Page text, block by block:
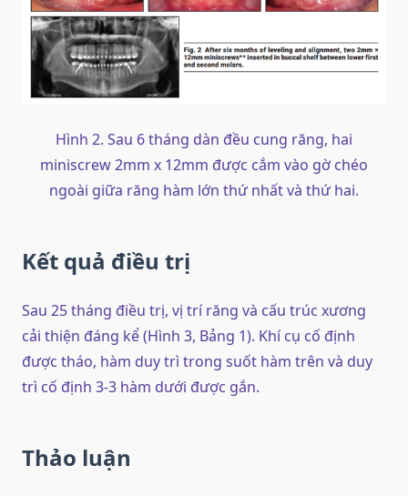
Hình 2. Sau 6 tháng dàn đều cung răng, hai
miniscrew 2mm x 12mm được cắm vào gờ chéo
ngoài giữa răng hàm lớn thứ nhất và thứ hai.
Kết quả điều trị
Sau 25 tháng điều trị, vị trí răng và cấu trúc xương
cải thiện đáng kể (Hình 3, Bảng 1). Khí cụ cố định
được tháo, hàm duy trì trong suốt hàm trên và duy
trì cố định 3-3 hàm dưới được gắn.
Thảo luận